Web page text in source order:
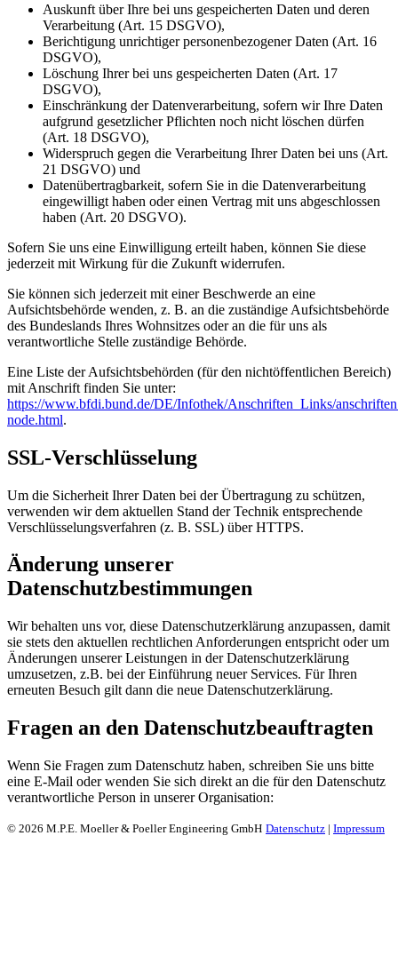
Auskunft über Ihre bei uns gespeicherten Daten und deren
Verarbeitung (Art. 15 DSGVO),
Berichtigung unrichtiger personenbezogener Daten (Art. 16
DSGVO),
Löschung Ihrer bei uns gespeicherten Daten (Art. 17
DSGVO),
Einschränkung der Datenverarbeitung, sofern wir Ihre Daten
aufgrund gesetzlicher Pflichten noch nicht löschen dürfen
(Art. 18 DSGVO),
Widerspruch gegen die Verarbeitung Ihrer Daten bei uns (Art.
21 DSGVO) und
Datenübertragbarkeit, sofern Sie in die Datenverarbeitung
eingewilligt haben oder einen Vertrag mit uns abgeschlossen
haben (Art. 20 DSGVO).
Sofern Sie uns eine Einwilligung erteilt haben, können Sie diese
jederzeit mit Wirkung für die Zukunft widerrufen.
Sie können sich jederzeit mit einer Beschwerde an eine
Aufsichtsbehörde wenden, z. B. an die zuständige Aufsichtsbehörde
des Bundeslands Ihres Wohnsitzes oder an die für uns als
verantwortliche Stelle zuständige Behörde.
Eine Liste der Aufsichtsbehörden (für den nichtöffentlichen Bereich)
mit Anschrift finden Sie unter:
https://www.bfdi.bund.de/DE/Infothek/Anschriften_Links/
node.html.
SSL-Verschlüsselung
Um die Sicherheit Ihrer Daten bei der Übertragung zu schützen,
verwenden wir dem aktuellen Stand der Technik entsprechende
Verschlüsselungsverfahren (z. B. SSL) über HTTPS.
Änderung unserer
Datenschutzbestimmungen
Wir behalten uns vor, diese Datenschutzerklärung anzupassen, damit
sie stets den aktuellen rechtlichen Anforderungen entspricht oder um
Änderungen unserer Leistungen in der Datenschutzerklärung
umzusetzen, z.B. bei der Einführung neuer Services. Für Ihren
erneuten Besuch gilt dann die neue Datenschutzerklärung.
Fragen an den Datenschutzbeauftragten
Wenn Sie Fragen zum Datenschutz haben, schreiben Sie uns bitte
eine E-Mail oder wenden Sie sich direkt an die für den Datenschutz
verantwortliche Person in unserer Organisation:
© 2026 M.P.E. Moeller & Poeller Engineering GmbH Datenschutz | Impressum